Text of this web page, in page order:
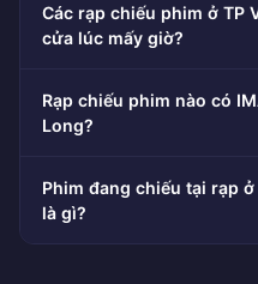
Các rạp chiếu phim ở TP
cửa lúc mấy giờ?
Rạp chiếu phim nào có
Long?
Phim đang chiếu tại rạp
là gì?